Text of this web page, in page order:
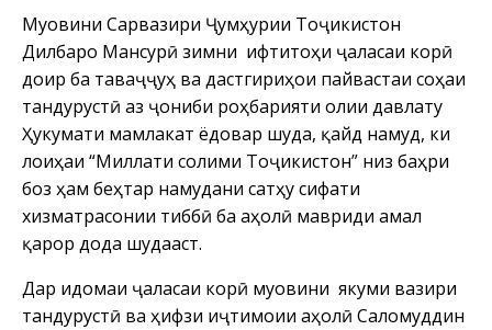
Муовини Сарвазири Ҷумҳурии Тоҷикистон
Дилбаро Мансурӣ зимни ифтитоҳи ҷаласаи корӣ
доир ба таваҷҷуҳ ва дастгириҳои пайвастаи соҳаи
тандурустӣ аз ҷониби роҳбарияти олии давлату
Ҳукумати мамлакат ёдовар шуда, қайд намуд, ки
лоиҳаи “Миллати солими Тоҷикистон” низ баҳри
боз ҳам беҳтар намудани сатҳу сифати
хизматрасонии тиббӣ ба аҳолӣ мавриди амал
қарор дода шудааст.
Дар идомаи ҷаласаи корӣ муовини якуми вазири
тандурустӣ ва ҳифзи иҷтимоии аҳолӣ Саломуддин